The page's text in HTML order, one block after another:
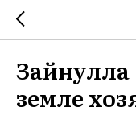
Зайнулла
земле